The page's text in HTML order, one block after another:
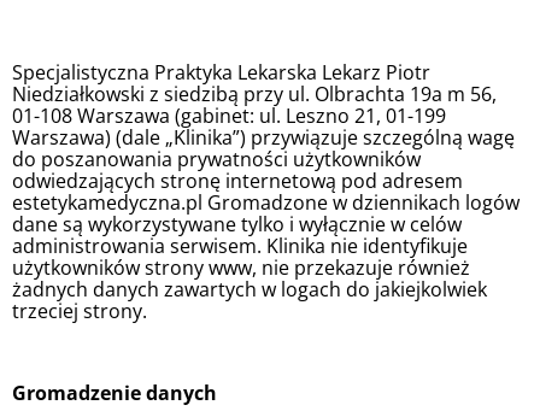
Specjalistyczna Praktyka Lekarska Lekarz Piotr
Niedziałkowski z siedzibą przy ul. Olbrachta 19a m 56,
01-108 Warszawa (gabinet: ul. Leszno 21, 01-199
Warszawa) (dale „Klinika”) przywiązuje szczególną wagę
do poszanowania prywatności użytkowników
odwiedzających stronę internetową pod adresem
estetykamedyczna.pl Gromadzone w dziennikach logów
dane są wykorzystywane tylko i wyłącznie w celów
administrowania serwisem. Klinika nie identyfikuje
użytkowników strony www, nie przekazuje również
żadnych danych zawartych w logach do jakiejkolwiek
trzeciej strony.
Gromadzenie danych